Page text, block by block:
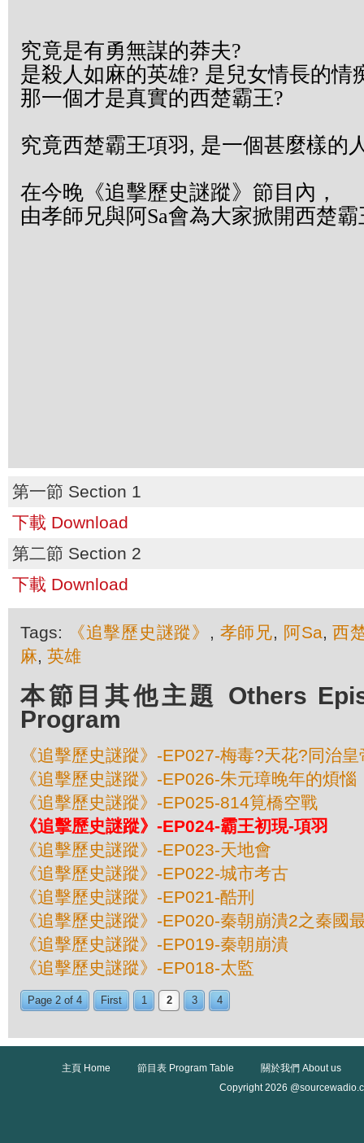
究竟是有勇無謀的莽夫?
是殺人如麻的英雄? 是兒女情長的
那一個才是真實的西楚霸王?
究竟西楚霸王項羽, 是一個甚麼樣的
在今晚《追擊歷史謎蹤》節目內，
由孝師兄與阿Sa會為大家掀開西楚
第一節 Section 1
下載 Download
第二節 Section 2
下載 Download
Tags: 《追擊歷史謎蹤》 , 孝師兄, 阿Sa,西
麻, 英雄
本節目其他主題 Others
Program
《追擊歷史謎蹤》-EP027-梅毒?天花?同治
《追擊歷史謎蹤》-EP026-朱元璋晚年的煩惱
《追擊歷史謎蹤》-EP025-814筧橋空戰
《追擊歷史謎蹤》-EP024-霸王初現-項羽
《追擊歷史謎蹤》-EP023-天地會
《追擊歷史謎蹤》-EP022-城市考古
《追擊歷史謎蹤》-EP021-酷刑
《追擊歷史謎蹤》-EP020-秦朝崩潰2之秦國
《追擊歷史謎蹤》-EP019-秦朝崩潰
《追擊歷史謎蹤》-EP018-太監
Page 2 of 4 First 1 2 3 4
主頁 Home 節目表 Program Table
關於我們 About us
Copyright 2026